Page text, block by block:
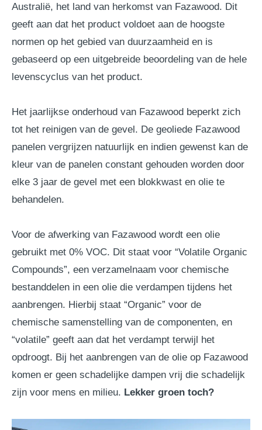
Australië, het land van herkomst van Fazawood. Dit
geeft aan dat het product voldoet aan de hoogste
normen op het gebied van duurzaamheid en is
gebaseerd op een uitgebreide beoordeling van de hele
levenscyclus van het product.
Het jaarlijkse onderhoud van Fazawood beperkt zich
tot het reinigen van de gevel. De geoliede Fazawood
panelen vergrijzen natuurlijk en indien gewenst kan de
kleur van de panelen constant gehouden worden door
elke 3 jaar de gevel met een blokkwast en olie te
behandelen.
Voor de afwerking van Fazawood wordt een olie
gebruikt met 0% VOC. Dit staat voor “Volatile Organic
Compounds”, een verzamelnaam voor chemische
bestanddelen in een olie die verdampen tijdens het
aanbrengen. Hierbij staat “Organic” voor de
chemische samenstelling van de componenten, en
“volatile” geeft aan dat het verdampt terwijl het
opdroogt. Bij het aanbrengen van de olie op Fazawood
komen er geen schadelijke dampen vrij die schadelijk
zijn voor mens en milieu. Lekker groen toch?